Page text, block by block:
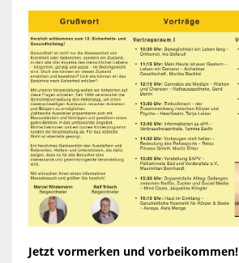
Jetzt vormerken und vorbeikommen!